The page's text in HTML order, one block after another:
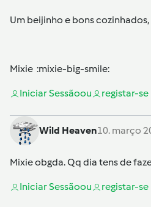
Um beijinho e bons cozinhados,
Mixie :mixie-big-smile:
Iniciar Sessãoou registar-se
Wild Heaven10. março
Mixie obgda. Qq dia tens de
Iniciar Sessãoou registar-se